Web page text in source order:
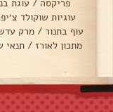
פריקסה / עוגת
עוגיות שוקולד
עוף בתנור / מרק
מתכון לאורז / תנאי